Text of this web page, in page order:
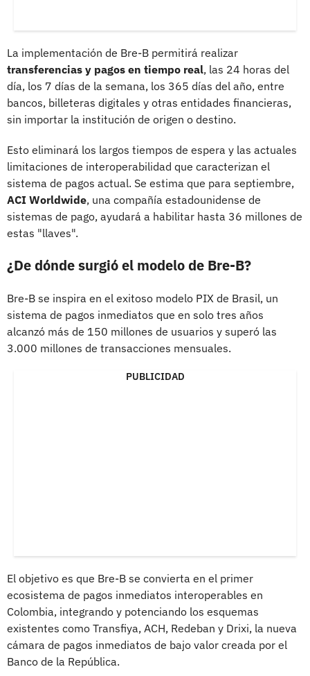
La implementación de Bre-B permitirá realizar
transferencias y pagos en tiempo real, las 24 horas del
día, los 7 días de la semana, los 365 días del año, entre
bancos, billeteras digitales y otras entidades financieras,
sin importar la institución de origen o destino.
Esto eliminará los largos tiempos de espera y las actuales
limitaciones de interoperabilidad que caracterizan el
sistema de pagos actual. Se estima que para septiembre,
ACI Worldwide, una compañía estadounidense de
sistemas de pago, ayudará a habilitar hasta 36 millones de
estas "llaves".
¿De dónde surgió el modelo de Bre-B?
Bre-B se inspira en el exitoso modelo PIX de Brasil, un
sistema de pagos inmediatos que en solo tres años
alcanzó más de 150 millones de usuarios y superó las
3.000 millones de transacciones mensuales.
PUBLICIDAD
El objetivo es que Bre-B se convierta en el primer
ecosistema de pagos inmediatos interoperables en
Colombia, integrando y potenciando los esquemas
existentes como Transfiya, ACH, Redeban y Drixi, la nueva
cámara de pagos inmediatos de bajo valor creada por el
Banco de la República.